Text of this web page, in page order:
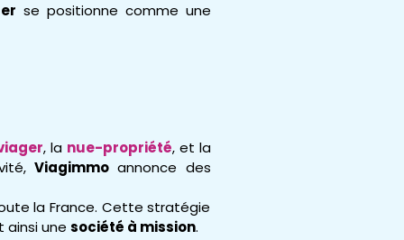
se positionne comme une
, la nue-propriété, et la
Viagimmoannonce des
la France. Cette stratégie
ainsi une société à mission.